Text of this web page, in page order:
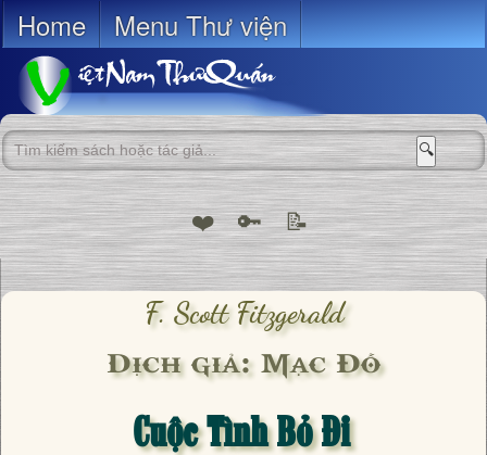
Home Menu Thư viện
🔍
❤️ 🔑 📝
F. Scott Fitzgerald
Dịch giả: Mạc Đỗ
Cuộc Tình Bỏ Đi